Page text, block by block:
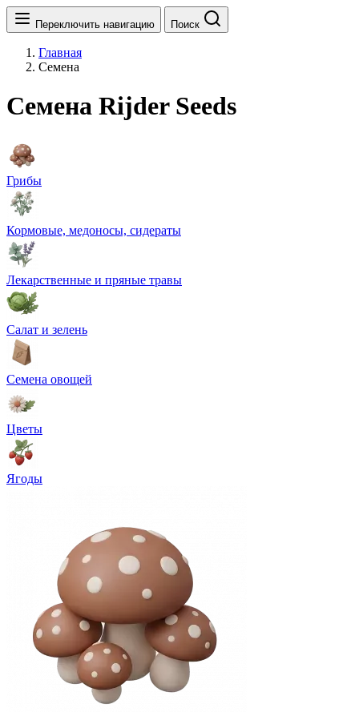
Переключить навигацию Поиск
Главная
Семена
Семена Rijder Seeds
Грибы
Кормовые, медоносы, сидераты
Лекарственные и пряные травы
Салат и зелень
Семена овощей
Цветы
Ягоды